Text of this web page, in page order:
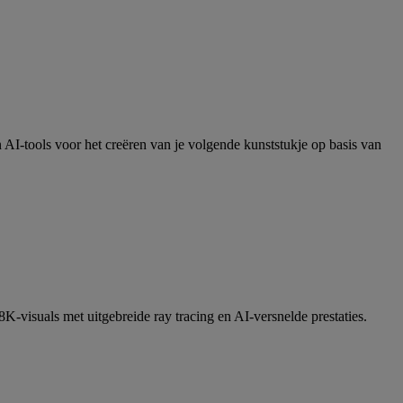
tools voor het creëren van je volgende kunststukje op basis van
visuals met uitgebreide ray tracing en AI-versnelde prestaties.